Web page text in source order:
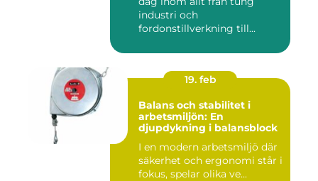
industri och
fordonstillverkning till...
19. feb
Balans och stabilitet i
arbetsmiljön: En
djupdykning i balansblock
I en modern arbetsmiljö där
säkerhet och ergonomi står i
fokus, spelar olika ve...